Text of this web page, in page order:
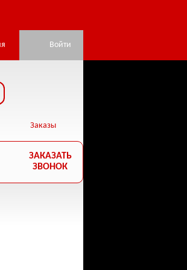
Войти
Заказы
ЗАКАЗАТЬ
ЗВОНОК